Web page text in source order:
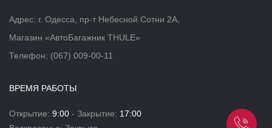
Адрес: г. Одесса, пр-т Небесной Сотни 2А,
Магазин «АвтоБагажник THULE»
Телефон: (067) 009-00-11
ВРЕМЯ РАБОТЫ
Открытие: 9:00 - Закрытие: 17:00